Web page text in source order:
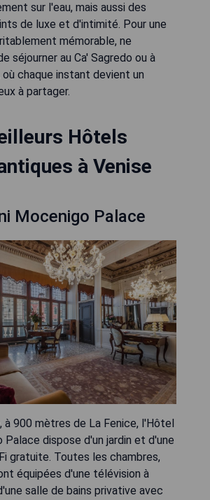
sur l'eau, mais aussi des
de luxe et d'intimité. Pour une
mémorable, ne
séjourner au Ca' Sagredo ou à
chaque instant devient un
à partager.
Hôtels
à Venise
Mocenigo Palace
à 900 mètres de La Fenice, l'Hôtel
Palace dispose d'un jardin et d'une
gratuite. Toutes les chambres,
équipées d'une télévision à
salle de bains privative avec